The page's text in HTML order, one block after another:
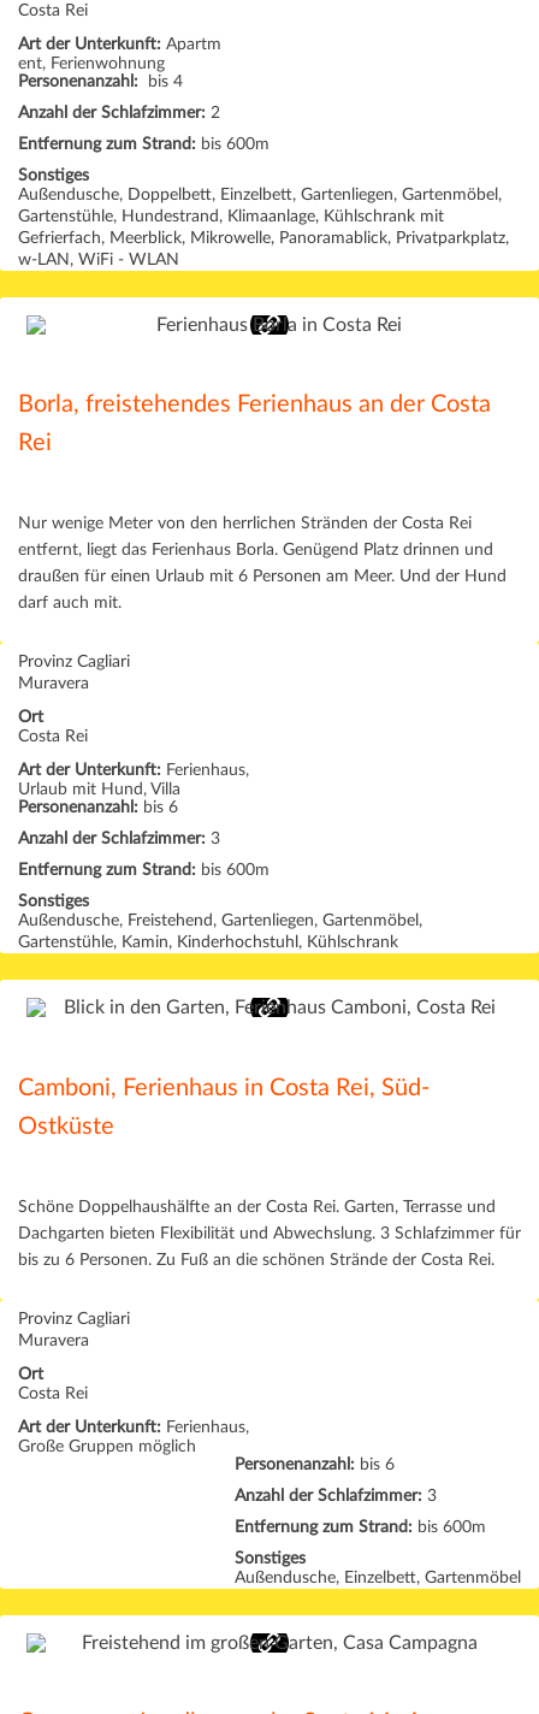
Costa Rei
Art der Unterkunft: Apartm
ent, Ferienwohnung
Personenanzahl:
bis 4
Anzahl der Schlafzimmer: 2
Entfernung zum Strand: bis 600m
Sonstiges
Außendusche, Doppelbett, Einzelbett, Gartenliegen, Gartenmöbel,
Gartenstühle, Hundestrand, Klimaanlage, Kühlschrank mit
Gefrierfach, Meerblick, Mikrowelle, Panoramablick, Privatparkplatz,
w-LAN, WiFi - WLAN
Borla, freistehendes Ferienhaus an der Costa
Rei
Nur wenige Meter von den herrlichen Stränden der Costa Rei
entfernt, liegt das Ferienhaus Borla. Genügend Platz drinnen und
draußen für einen Urlaub mit 6 Personen am Meer. Und der Hund
darf auch mit.
Provinz Cagliari
Muravera
Ort
Costa Rei
Art der Unterkunft: Ferienhaus,
Urlaub mit Hund, Villa
Personenanzahl: bis 6
Anzahl der Schlafzimmer: 3
Entfernung zum Strand: bis 600m
Sonstiges
Außendusche, Freistehend, Gartenliegen, Gartenmöbel,
Gartenstühle, Kamin, Kinderhochstuhl, Kühlschrank
Camboni, Ferienhaus in Costa Rei, Süd-
Ostküste
Schöne Doppelhaushälfte an der Costa Rei. Garten, Terrasse und
Dachgarten bieten Flexibilität und Abwechslung. 3 Schlafzimmer für
bis zu 6 Personen. Zu Fuß an die schönen Strände der Costa Rei.
Provinz Cagliari
Muravera
Ort
Costa Rei
Art der Unterkunft: Ferienhaus,
Große Gruppen möglich
Personenanzahl: bis 6
Anzahl der Schlafzimmer: 3
Entfernung zum Strand: bis 600m
Sonstiges
Außendusche, Einzelbett, Gartenmöbel